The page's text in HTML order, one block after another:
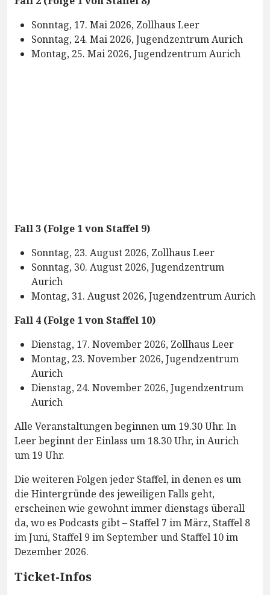
Sonntag, 17. Mai 2026, Zollhaus Leer
Sonntag, 24. Mai 2026, Jugendzentrum Aurich
Montag, 25. Mai 2026, Jugendzentrum Aurich
Fall 3 (Folge 1 von Staffel 9)
Sonntag, 23. August 2026, Zollhaus Leer
Sonntag, 30. August 2026, Jugendzentrum
Aurich
Montag, 31. August 2026, Jugendzentrum Aurich
Fall 4 (Folge 1 von Staffel 10)
Dienstag, 17. November 2026, Zollhaus Leer
Montag, 23. November 2026, Jugendzentrum
Aurich
Dienstag, 24. November 2026, Jugendzentrum
Aurich
Alle Veranstaltungen beginnen um 19.30 Uhr. In
Leer beginnt der Einlass um 18.30 Uhr, in Aurich
um 19 Uhr.
Die weiteren Folgen jeder Staffel, in denen es um
die Hintergründe des jeweiligen Falls geht,
erscheinen wie gewohnt immer dienstags überall
da, wo es Podcasts gibt – Staffel 7 im März, Staffel 8
im Juni, Staffel 9 im September und Staffel 10 im
Dezember 2026.
Ticket-Infos